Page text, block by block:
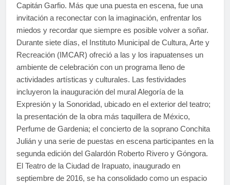
Capitán Garfio. Más que una puesta en escena, fue una
invitación a reconectar con la imaginación, enfrentar los
miedos y recordar que siempre es posible volver a soñar.
Durante siete días, el Instituto Municipal de Cultura, Arte y
Recreación (IMCAR) ofreció a las y los irapuatenses un
ambiente de celebración con un programa lleno de
actividades artísticas y culturales. Las festividades
incluyeron la inauguración del mural Alegoría de la
Expresión y la Sonoridad, ubicado en el exterior del teatro;
la presentación de la obra más taquillera de México,
Perfume de Gardenia; el concierto de la soprano Conchita
Julián y una serie de puestas en escena participantes en la
segunda edición del Galardón Roberto Rivero y Góngora.
El Teatro de la Ciudad de Irapuato, inaugurado en
septiembre de 2016, se ha consolidado como un espacio